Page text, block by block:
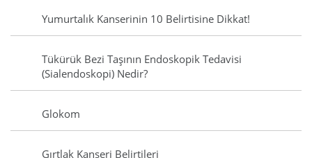
Yumurtalık Kanserinin 10 Belirtisine Dikkat!
Tükürük Bezi Taşının Endoskopik Tedavisi
(Sialendoskopi) Nedir?
Glokom
Gırtlak Kanseri Belirtileri